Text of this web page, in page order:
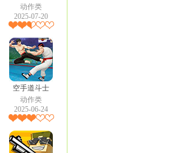
动作类
2025-07-20
空手道斗士
动作类
2025-06-24